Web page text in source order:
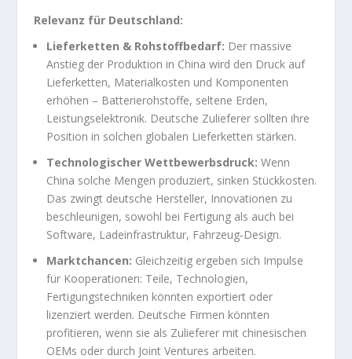
Relevanz für Deutschland:
Lieferketten & Rohstoffbedarf: Der massive
Anstieg der Produktion in China wird den Druck auf
Lieferketten, Materialkosten und Komponenten
erhöhen – Batterierohstoffe, seltene Erden,
Leistungselektronik. Deutsche Zulieferer sollten ihre
Position in solchen globalen Lieferketten stärken.
Technologischer Wettbewerbsdruck: Wenn
China solche Mengen produziert, sinken Stückkosten.
Das zwingt deutsche Hersteller, Innovationen zu
beschleunigen, sowohl bei Fertigung als auch bei
Software, Ladeinfrastruktur, Fahrzeug‑Design.
Marktchancen: Gleichzeitig ergeben sich Impulse
für Kooperationen: Teile, Technologien,
Fertigungstechniken könnten exportiert oder
lizenziert werden. Deutsche Firmen könnten
profitieren, wenn sie als Zulieferer mit chinesischen
OEMs oder durch Joint Ventures arbeiten.